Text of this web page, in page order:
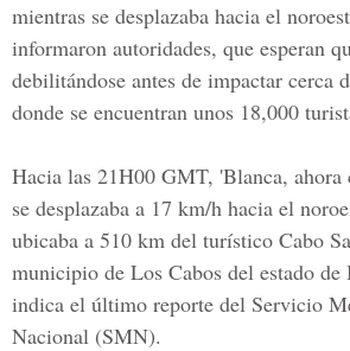
mientras se desplazaba hacia el
informaron autoridades, que esperan
debilitándose antes de impactar cerca
donde se encuentran unos 18,000
Hacia las 21H00 GMT, 'Blanca, ahora
se desplazaba a 17 km/h hacia el
ubicaba a 510 km del turístico Cabo
municipio de Los Cabos del estado
indica el último reporte del Servicio
Nacional (SMN).